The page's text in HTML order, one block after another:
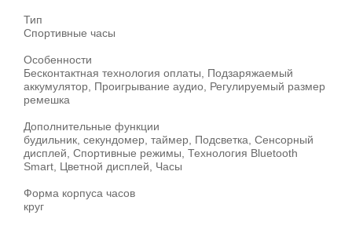
Тип
Спортивные часы
Особенности
Бесконтактная технология оплаты, Подзаряжаемый
аккумулятор, Проигрывание аудио, Регулируемый размер
ремешка
Дополнительные функции
будильник, секундомер, таймер, Подсветка, Сенсорный
дисплей, Спортивные режимы, Технология Bluetooth
Smart, Цветной дисплей, Часы
Форма корпуса часов
круг